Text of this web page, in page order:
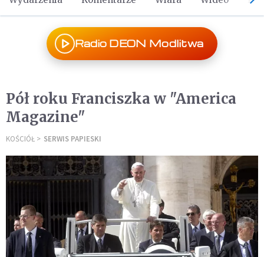
Radio DEON Modlitwa
Pół roku Franciszka w "America
Magazine"
KOŚCIÓŁ SERWIS PAPIESKI